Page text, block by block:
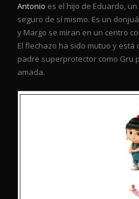
Antonio es el hijo de Eduardo,
seguro de sí mismo. Es un
y Margo se miran en un centro
El flechazo ha sido mutuo y
padre superprotector como Gru
amada.